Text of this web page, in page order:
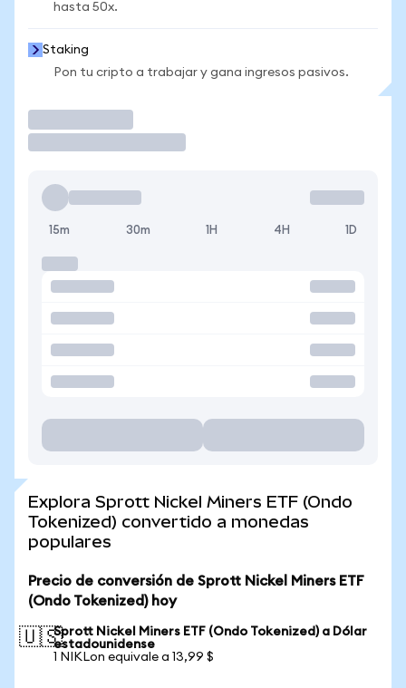
hasta 50x.
Staking
Pon tu cripto a trabajar y gana ingresos pasivos.
15m 30m 1H 4H 1D
Explora Sprott Nickel Miners ETF (Ondo
Tokenized) convertido a monedas
populares
Precio de conversión de Sprott Nickel Miners ETF
(Ondo Tokenized) hoy
🇺🇸Sprott Nickel Miners ETF (Ondo Tokenized) a Dólar
estadounidense
1 NIKLon equivale a 13,99 $